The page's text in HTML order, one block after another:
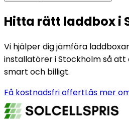
Hitta rätt laddbox i
Vi hjälper dig jämföra
installatörer i Stockholm så att
smart och billigt.
Få kostnadsfri offertLäs mer